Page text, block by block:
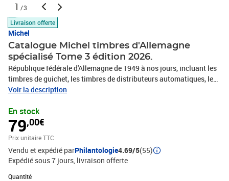
1 /3
Livraison offerte
Michel
Catalogue Michel timbres d'Allemagne
spécialisé Tome 3 édition 2026.
République fédérale d'Allemagne de 1949 à nos jours, incluant les
timbres de guichet, les timbres de distributeurs automatiques, les
carnets de timbres, les territoires de l'union douanière et les
sérigraphie et l'impression traditionnelle y sont analysées en
détail, les tirages en rouleau sont répertoriés, les produits
philatéliques complémentaires (feuilles commémoratives,
annuaires, coffrets cadeaux annuels, tirages en noir et blanc) sont
présentés. 3800 photos en couleurs. 117300 cotes en euros. 630
pages. En allemand. Indispensable pour tout collectionneur de
timbres allemand sérieux !
Voir la description
En stock
79,00€
Prix unitaire TTC
Vendu et expédié parPhilantologie4.69/5(55)
Expédié sous 7 jours livraison offerte
Quantité
Quantité : 1